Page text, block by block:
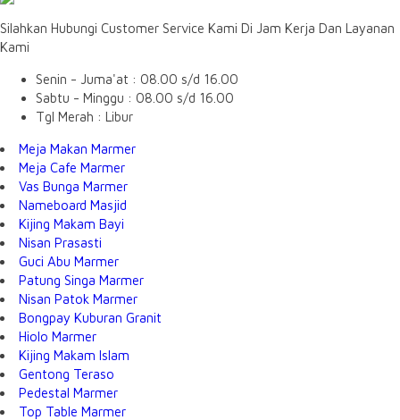
Silahkan Hubungi Customer Service Kami Di Jam Kerja Dan Layanan
Kami
Senin - Juma'at : 08.00 s/d 16.00
Sabtu - Minggu : 08.00 s/d 16.00
Tgl Merah : Libur
Meja Makan Marmer
Meja Cafe Marmer
Vas Bunga Marmer
Nameboard Masjid
Kijing Makam Bayi
Nisan Prasasti
Guci Abu Marmer
Patung Singa Marmer
Nisan Patok Marmer
Bongpay Kuburan Granit
Hiolo Marmer
Kijing Makam Islam
Gentong Teraso
Pedestal Marmer
Top Table Marmer